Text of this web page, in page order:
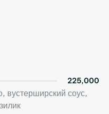
225,000
вустерширский соус,